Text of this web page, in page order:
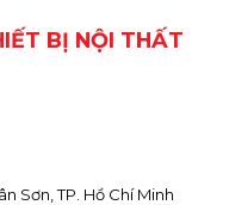
BỊ NỘI THẤT
Sơn, TP. Hồ Chí Minh